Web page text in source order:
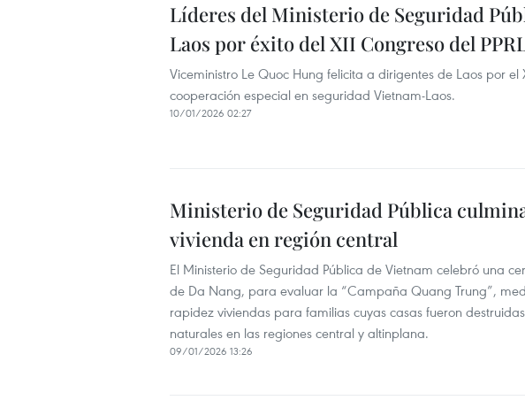
Líderes del Ministerio de Seguridad
Laos por éxito del XII Congreso del
Viceministro Le Quoc Hung felicita a dirigentes de Laos por el
cooperación especial en seguridad Vietnam-Laos.
10/01/2026 02:27
Ministerio de Seguridad Pública
vivienda en región central
El Ministerio de Seguridad Pública de Vietnam celebró una
de Da Nang, para evaluar la “Campaña Quang Trung”,
rapidez viviendas para familias cuyas casas fueron
naturales en las regiones central y altinplana.
09/01/2026 13:26